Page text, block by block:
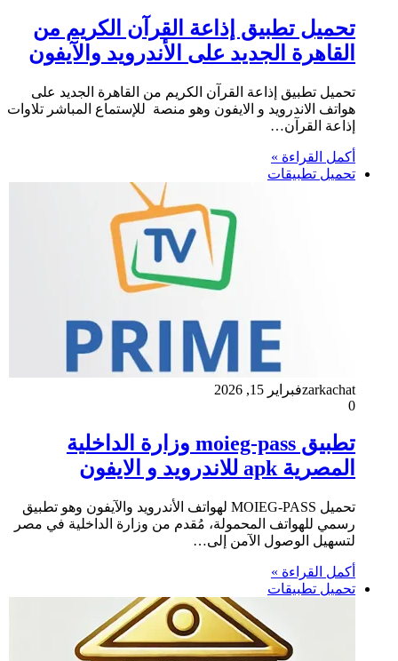
تحميل تطبيق إذاعة القرآن الكريم من
القاهرة الجديد على الأندرويد والآيفون
تحميل تطبيق إذاعة القرآن الكريم من القاهرة الجديد على
هواتف الاندرويد و الايفون وهو منصة للإستماع المباشر تلاوات
إذاعة القرآن…
أكمل القراءة »
تحميل تطبيقات
zarkachatفبراير 15, 2026
0
تطبيق moieg-pass وزارة الداخلية
المصرية apk للاندرويد و الايفون
تحميل MOIEG-PASS لهواتف الأندرويد والآيفون وهو تطبيق
رسمي للهواتف المحمولة، مُقدم من وزارة الداخلية في مصر
لتسهيل الوصول الآمن إلى…
أكمل القراءة »
تحميل تطبيقات